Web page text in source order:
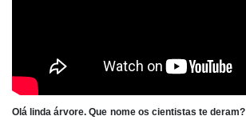
Olá linda árvore. Que nome os cientistas te